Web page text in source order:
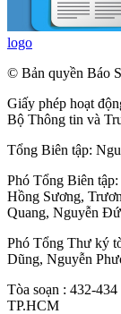
logo
© Bản quyền Báo
Giấy phép hoạt
Bộ Thông tin và
Tổng Biên tập:
Phó Tổng Biên tập:
Hồng Sương,
Quang, Nguyễn
Phó Tổng Thư ký
Dũng, Nguyễn
Tòa soạn : 432-
TP.HCM